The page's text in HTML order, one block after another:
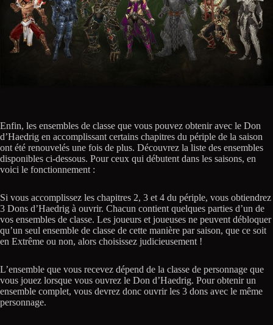
Enfin, les ensembles de classe que vous pouvez obtenir avec le Don
d’Haedrig en accomplissant certains chapitres du périple de la saison
ont été renouvelés une fois de plus. Découvrez la liste des ensembles
disponibles ci-dessous. Pour ceux qui débutent dans les saisons, en
voici le fonctionnement :
Si vous accomplissez les chapitres 2, 3 et 4 du périple, vous obtiendrez
3 Dons d’Haedrig à ouvrir. Chacun contient quelques parties d’un de
vos ensembles de classe. Les joueurs et joueuses ne peuvent débloquer
qu’un seul ensemble de classe de cette manière par saison, que ce soit
en Extrême ou non, alors choisissez judicieusement !
L’ensemble que vous recevez dépend de la classe de personnage que
vous jouez lorsque vous ouvrez le Don d’Haedrig. Pour obtenir un
ensemble complet, vous devrez donc ouvrir les 3 dons avec le même
personnage.